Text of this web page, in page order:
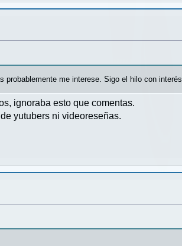
me interese. Sigo el hilo con interés.
ignoraba esto que comentas.
yutubers ni videoreseñas.